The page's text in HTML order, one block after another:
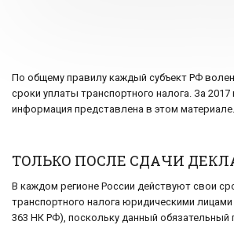
По общему правилу каждый субъект РФ
сроки уплаты транспортного налога. За 2017
информация представлена в этом материале.
ТОЛЬКО ПОСЛЕ СДАЧИ
В каждом регионе России действуют свои
транспортного налога юридическими лицами
363 НК РФ), поскольку данный обязательный